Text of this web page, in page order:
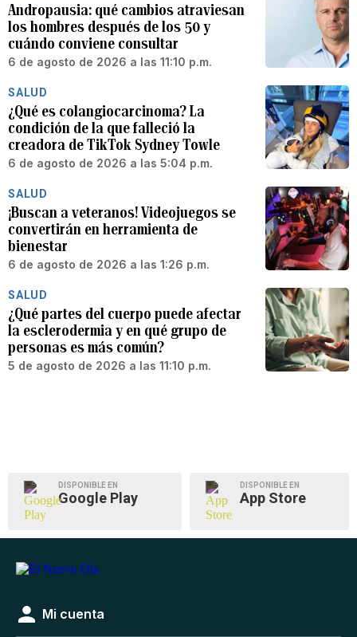
Andropausia: qué cambios atraviesan
los hombres después de los 50 y
cuándo conviene consultar
6 de agosto de 2026 a las 11:10 p.m.
SALUD
¿Qué es colangiocarcinoma? La
condición de la que falleció la
creadora de TikTok Sydney Towle
6 de agosto de 2026 a las 5:04 p.m.
SALUD
¡Buscan a veteranos! Videojuegos se
convertirán en herramienta de
bienestar
6 de agosto de 2026 a las 1:26 p.m.
SALUD
¿Qué partes del cuerpo puede afectar
la esclerodermia y en qué grupo de
personas es más común?
5 de agosto de 2026 a las 11:10 p.m.
DISPONIBLE EN
Google Play
DISPONIBLE EN
App Store
Mi cuenta